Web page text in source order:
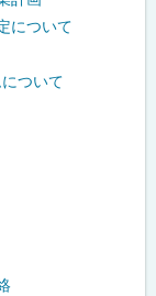
について
ついて